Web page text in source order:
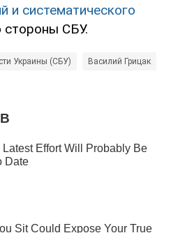
и систематического
стороны СБУ.
Украины (СБУ) Василий Грицак